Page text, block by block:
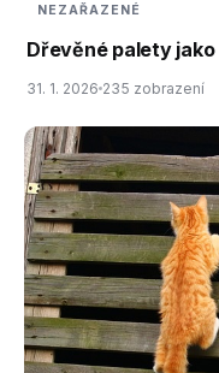
NEZAŘAZENÉ
Dřevěné palety
31. 1. 2026 235 zobrazení